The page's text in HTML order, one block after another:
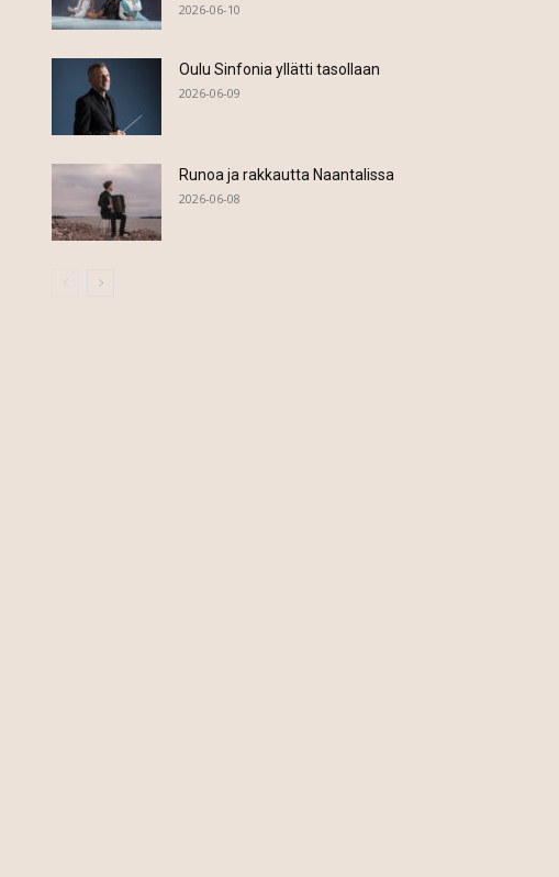
2026-06-10
Oulu Sinfonia yllätti tasollaan
2026-06-09
Runoa ja rakkautta Naantalissa
2026-06-08